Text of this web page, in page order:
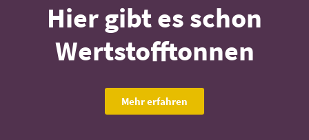
Hier gibt es schon
Wertstofftonnen
Mehr erfahren